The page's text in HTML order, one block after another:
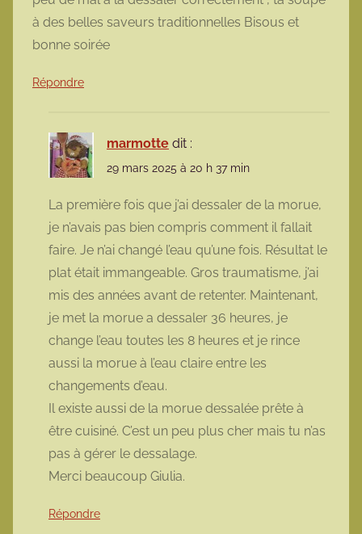
à des belles saveurs traditionnelles Bisous et
bonne soirée
Répondre
marmotte dit :
29 mars 2025 à 20 h 37 min
La première fois que j’ai dessaler de la morue,
je n’avais pas bien compris comment il fallait
faire. Je n’ai changé l’eau qu’une fois. Résultat le
plat était immangeable. Gros traumatisme, j’ai
mis des années avant de retenter. Maintenant,
je met la morue a dessaler 36 heures, je
change l’eau toutes les 8 heures et je rince
aussi la morue à l’eau claire entre les
changements d’eau.
Il existe aussi de la morue dessalée prête à
être cuisiné. C’est un peu plus cher mais tu n’as
pas à gérer le dessalage.
Merci beaucoup Giulia.
Répondre